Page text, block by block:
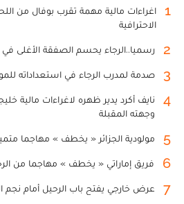
1
اغراءات مالية مهمة تقرب بوفال من
الاحترافية
2 رسميا..الرجاء يحسم الصفقة الأغلى في
3 صدمة لمدرب الرجاء في استعداداته
4
نايف أكرد يدير ظهره لاغراءات مالية
وجهته المقبلة
5 مولودية الجزائر « يخطف » مهاجما
6 فريق إماراتي « يخطف » مهاجما من
7 عرض خارجي يفتح باب الرحيل أمام نجم